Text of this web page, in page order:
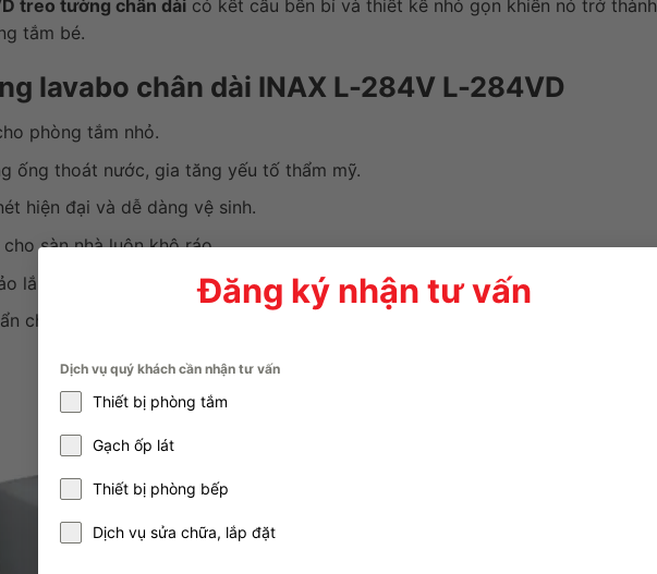
Đăng ký nhận tư vấn
Dịch vụ quý khách cần nhận tư vấn
Thiết bị phòng tắm
Gạch ốp lát
Thiết bị phòng bếp
Dịch vụ sửa chữa, lắp đặt
treo tường chân dài có kết cấu bền bỉ và thiết kế nhỏ gọn khiến nó trở thành
tắm bé.
lavabo chân dài INAX L-284V L-284VD
phòng tắm nhỏ.
ống thoát nước, gia tăng yếu tố thẩm mỹ.
hiện đại và dễ dàng vệ sinh.
sàn nhà luôn khô ráo.
lắp đặt chắc chắn theo năm tháng sử dụng.
chất lượng của Nhật Bản.